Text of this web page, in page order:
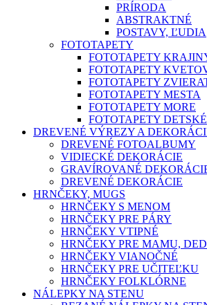
PRÍRODA
ABSTRAKTNÉ
POSTAVY, ĽUDIA
FOTOTAPETY
FOTOTAPETY
FOTOTAPETY
FOTOTAPETY
FOTOTAPETY MESTA
FOTOTAPETY MORE
FOTOTAPETY DETSKÉ
DREVENÉ VÝREZY A
DREVENÉ FOTOALBUMY
VIDIECKÉ DEKORÁCIE
GRAVÍROVANÉ
DREVENÉ DEKORÁCIE
HRNČEKY, MUGS
HRNČEKY S MENOM
HRNČEKY PRE PÁRY
HRNČEKY VTIPNÉ
HRNČEKY PRE MAMU,
HRNČEKY VIANOČNÉ
HRNČEKY PRE UČITEĽKU
HRNČEKY FOLKLÓRNE
NÁLEPKY NA STENU